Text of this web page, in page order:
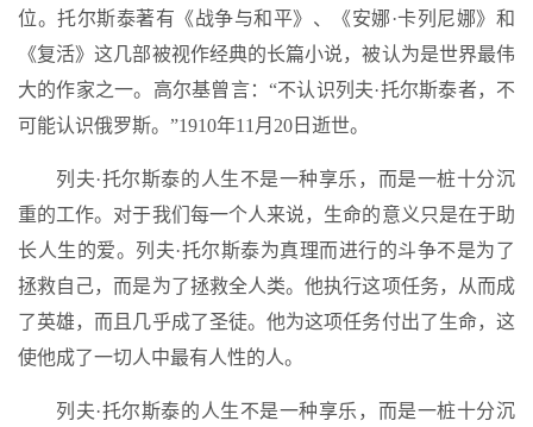
位。托尔斯泰著有《战争与和平》、《安娜·卡列尼娜》和
《复活》这几部被视作经典的长篇小说，被认为是世界最伟
大的作家之一。高尔基曾言：“不认识列夫·托尔斯泰者，不
可能认识俄罗斯。”1910年11月20日逝世。
列夫·托尔斯泰的人生不是一种享乐，而是一桩十分沉
重的工作。对于我们每一个人来说，生命的意义只是在于助
长人生的爱。列夫·托尔斯泰为真理而进行的斗争不是为了
拯救自己，而是为了拯救全人类。他执行这项任务，从而成
了英雄，而且几乎成了圣徒。他为这项任务付出了生命，这
使他成了一切人中最有人性的人。
列夫·托尔斯泰的人生不是一种享乐，而是一桩十分沉